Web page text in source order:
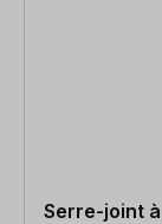
Serre-joint